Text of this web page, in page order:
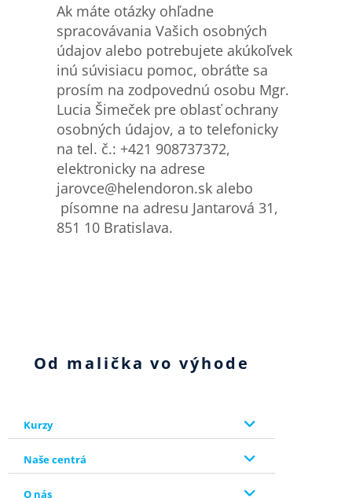
Ak máte otázky ohľadne
spracovávania Vašich osobných
údajov alebo potrebujete akúkoľvek
inú súvisiacu pomoc, obráťte sa
prosím na zodpovednú osobu Mgr.
Lucia Šimeček pre oblasť ochrany
osobných údajov, a to telefonicky
na tel. č.: +421 908737372,
elektronicky na adrese
jarovce@helendoron.sk alebo
písomne na adresu Jantarová 31,
851 10 Bratislava.
Od malička vo výhode
Kurzy
Naše centrá
O nás